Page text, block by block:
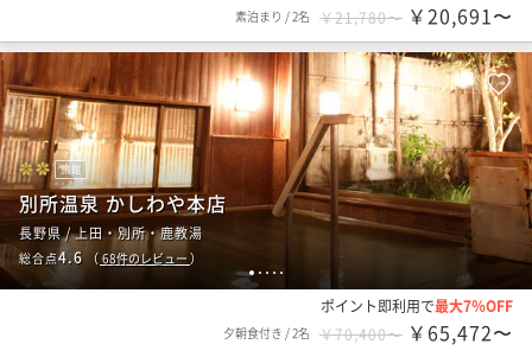
素泊まり /2名 ￥21,780〜 ￥20,691〜
1 2 3 4 5
旅館
別所温泉 かしわや本店
長野県 / 上田・別所・鹿教湯
総合点4.6 （ 68件のレビュー）
ポイント即利用で最大7％OFF
夕朝食付き /2名 ￥70,400〜 ￥65,472〜